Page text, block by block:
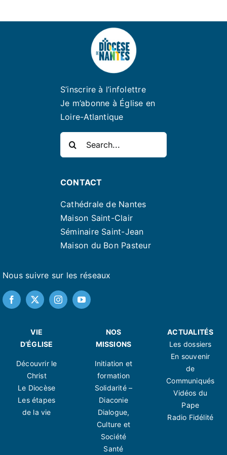
S’inscrire à l’infolettre
Je m’abonne à Église en
Loire-Atlantique
Nous suivre sur les réseaux
CONTACT
Cathédrale de Nantes
Maison Saint-Clair
Séminaire Saint-Jean
Maison du Bon Pasteur
VIE
D’ÉGLISE
Découvrir le
Christ
Le Diocèse
Les étapes
de la vie
NOS
MISSIONS
Initiation et
formation
Solidarité –
Diaconie
Dialogue,
Culture et
Société
Santé
ACTUALITÉS
Les dossiers
En souvenir
de
Communiqués
Vidéos du
Pape
Radio Fidélité